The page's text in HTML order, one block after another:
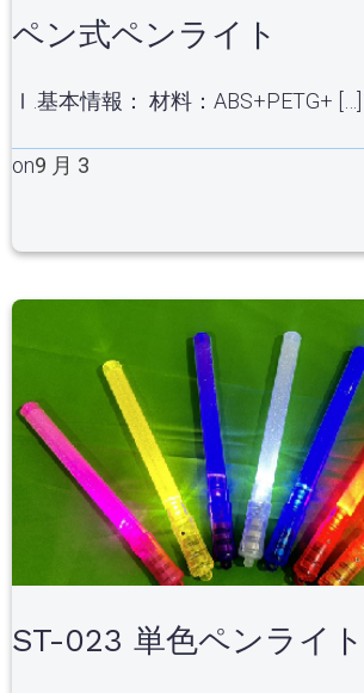
ペン式ペンライト
Ⅰ.基本情報： 材料：ABS+PETG+ […]
on9 月 3
ST-023 単色ペンライト